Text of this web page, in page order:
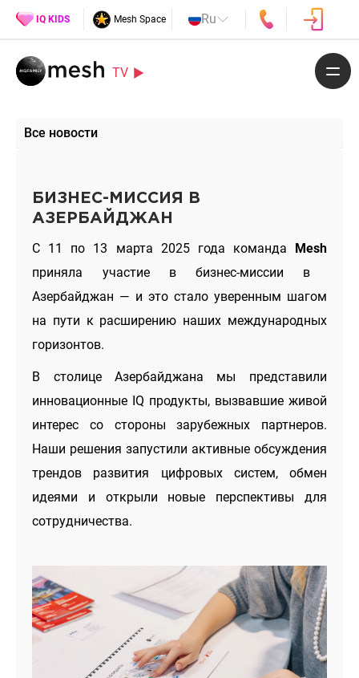
IQ KIDS Mesh Space Ru
TV
Все новости
БИЗНЕС-МИССИЯ В
АЗЕРБАЙДЖАН
С 11 по 13 марта 2025 года команда Mesh
приняла участие в бизнес-миссии в
Азербайджан — и это стало уверенным шагом
на пути к расширению наших международных
горизонтов.
В столице Азербайджана мы представили
инновационные IQ продукты, вызвавшие живой
интерес со стороны зарубежных партнеров.
Наши решения запустили активные обсуждения
трендов развития цифровых систем, обмен
идеями и открыли новые перспективы для
сотрудничества.